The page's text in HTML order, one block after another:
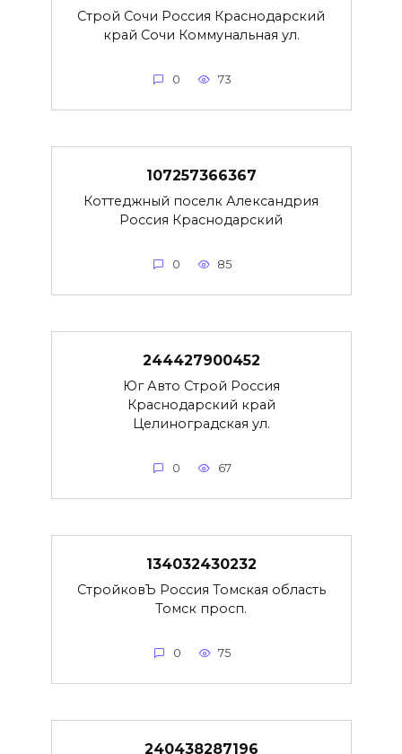
Строй Сочи Россия Краснодарский
край Сочи Коммунальная ул.
0 73
107257366367
Коттеджный поселк Александрия
Россия Краснодарский
0 85
244427900452
Юг Авто Строй Россия
Краснодарский край
Целиноградская ул.
0 67
134032430232
СтройковЪ Россия Томская область
Томск просп.
0 75
240438287196